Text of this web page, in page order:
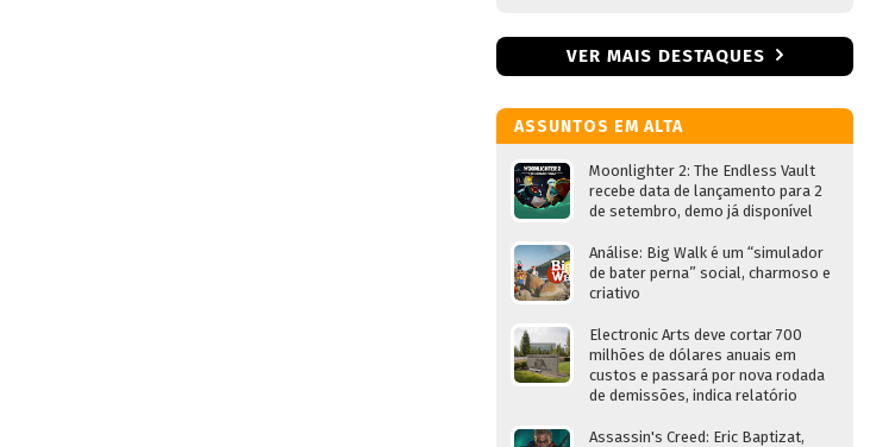
VER MAIS DESTAQUES
ASSUNTOS EM ALTA
Moonlighter 2: The Endless Vault
recebe data de lançamento para 2
de setembro, demo já disponível
Análise: Big Walk é um “simulador
de bater perna” social, charmoso e
criativo
Electronic Arts deve cortar 700
milhões de dólares anuais em
custos e passará por nova rodada
de demissões, indica relatório
Assassin's Creed: Eric Baptizat,